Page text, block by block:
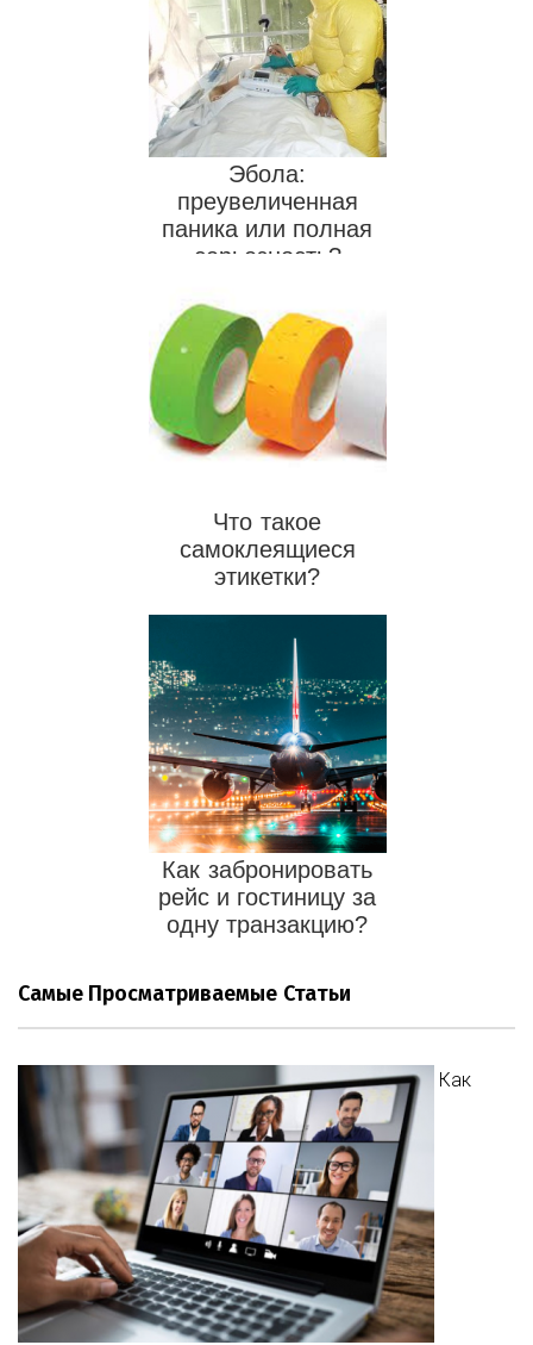
Эбола:
преувеличенная
паника или полная
серьезность?
Что такое
самоклеящиеся
этикетки?
Как забронировать
рейс и гостиницу за
одну транзакцию?
Самые Просматриваемые Статьи
Как